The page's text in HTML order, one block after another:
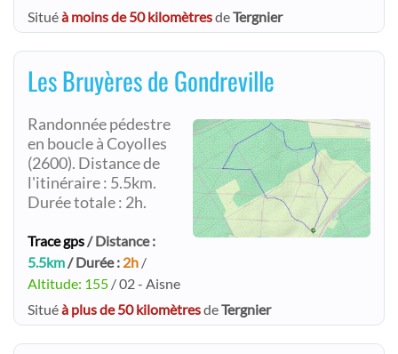
Situéà moins de 50 kilomètresdeTergnier
Les Bruyères de Gondreville
Randonnée pédestre
en boucle à Coyolles
(2600). Distance de
l'itinéraire : 5.5km.
Durée totale : 2h.
Trace gps/ Distance :
5.5km/ Durée : 2h /
Altitude: 155 / 02 - Aisne
Situéà plus de 50 kilomètresdeTergnier